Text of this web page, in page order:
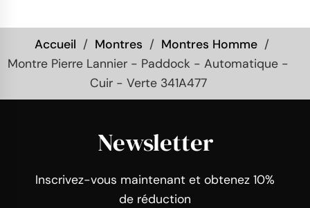
Accueil Montres
Montres Homme
Montre Pierre Lannier - Paddock - Automatique -
Cuir - Verte 341A477
Newsletter
Inscrivez-vous maintenant et obtenez 10%
de réduction